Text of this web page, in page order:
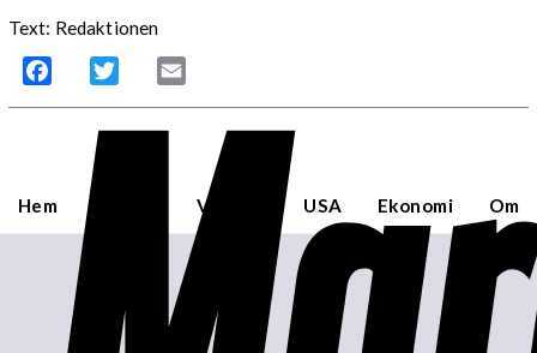
Text: Redaktionen
Facebook Twitter
Hem Världen USA Ekonomi Om